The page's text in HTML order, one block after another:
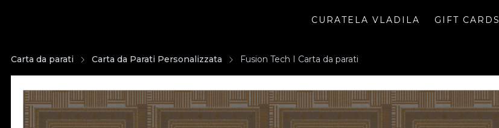
CURATELA VLADILA GIFT CARDS
Carta da parati Carta da Parati Personalizzata Fusion Tech I Carta da parati